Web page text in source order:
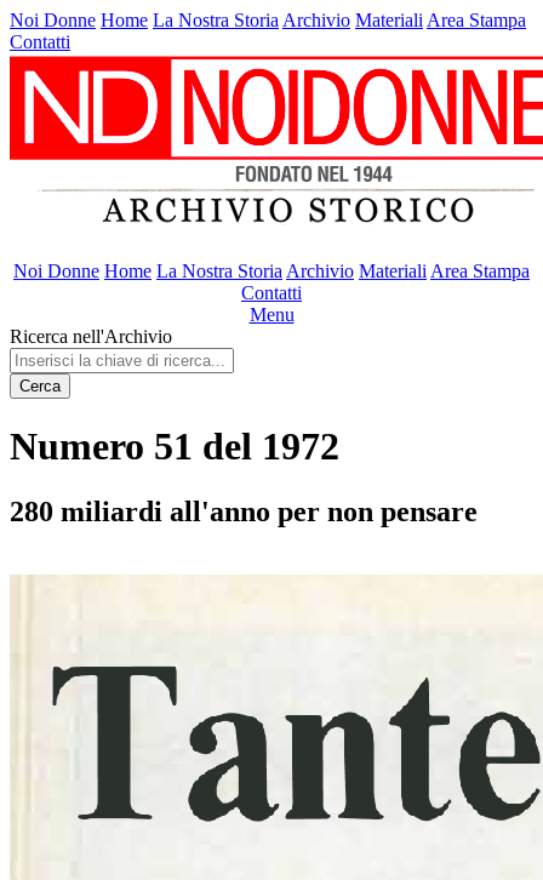
Noi Donne Home La Nostra Storia Archivio Materiali Area Stampa
Contatti
Noi Donne Home La Nostra Storia Archivio Materiali Area Stampa
Contatti
Menu
Ricerca nell'Archivio
Cerca
Numero 51 del 1972
280 miliardi all'anno per non pensare